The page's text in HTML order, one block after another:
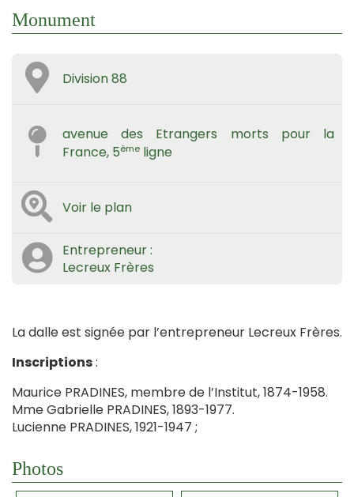
Monument
Division 88
avenue des Etrangers morts pour la
France, 5ème ligne
Voir le plan
Entrepreneur :
Lecreux Frères
La dalle est signée par l’entrepreneur Lecreux Frères.
Inscriptions:
Maurice PRADINES, membre de l’Institut, 1874-1958.
Mme Gabrielle PRADINES, 1893-1977.
Lucienne PRADINES, 1921-1947 ;
Photos